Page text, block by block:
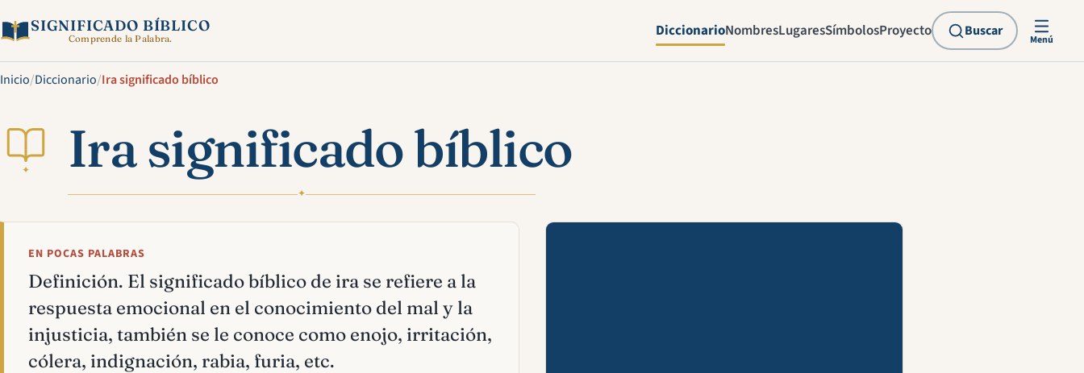
SIGNIFICADO BÍBLICO
Comprende la Palabra. DiccionarioNombresLugaresSímbolosProyecto Buscar
Menú
Inicio/Diccionario/Ira significado bíblico
✦ Ira significado bíblico
✦
EN POCAS PALABRAS
Definición. El significado bíblico de ira se refiere a la
respuesta emocional en el conocimiento del mal y la
injusticia, también se le conoce como enojo, irritación,
cólera, indignación, rabia, furia, etc.
Mira esta explicación en vídeo